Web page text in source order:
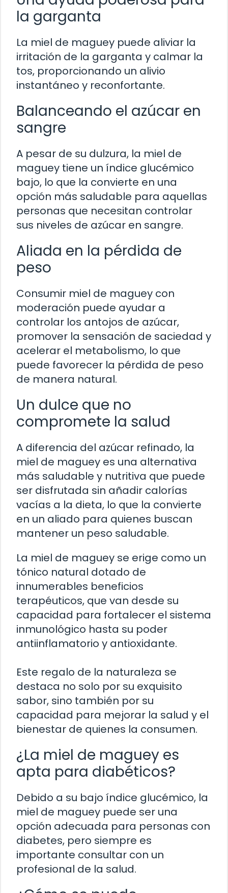
la garganta
La miel de maguey puede aliviar la
irritación de la garganta y calmar la
tos, proporcionando un alivio
instantáneo y reconfortante.
Balanceando el azúcar en
sangre
A pesar de su dulzura, la miel de
maguey tiene un índice glucémico
bajo, lo que la convierte en una
opción más saludable para aquellas
personas que necesitan controlar
sus niveles de azúcar en sangre.
Aliada en la pérdida de
peso
Consumir miel de maguey con
moderación puede ayudar a
controlar los antojos de azúcar,
promover la sensación de saciedad y
acelerar el metabolismo, lo que
puede favorecer la pérdida de peso
de manera natural.
Un dulce que no
compromete la salud
A diferencia del azúcar refinado, la
miel de maguey es una alternativa
más saludable y nutritiva que puede
ser disfrutada sin añadir calorías
vacías a la dieta, lo que la convierte
en un aliado para quienes buscan
mantener un peso saludable.
La miel de maguey se erige como un
tónico natural dotado de
innumerables beneficios
terapéuticos, que van desde su
capacidad para fortalecer el sistema
inmunológico hasta su poder
antiinflamatorio y antioxidante.
Este regalo de la naturaleza se
destaca no solo por su exquisito
sabor, sino también por su
capacidad para mejorar la salud y el
bienestar de quienes la consumen.
¿La miel de maguey es
apta para diabéticos?
Debido a su bajo índice glucémico, la
miel de maguey puede ser una
opción adecuada para personas con
diabetes, pero siempre es
importante consultar con un
profesional de la salud.